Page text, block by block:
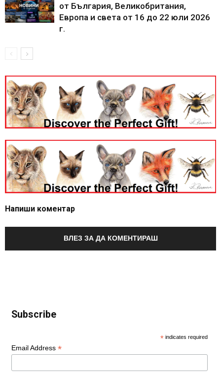
от България, Великобритания,
Европа и света от 16 до 22 юли 2026
г.
Напиши коментар
ВЛЕЗ ЗА ДА КОМЕНТИРАШ
Subscribe
* indicates required
Email Address *